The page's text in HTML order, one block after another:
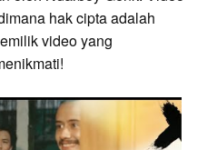
hak cipta adalah
video yang